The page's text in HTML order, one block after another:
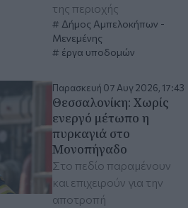
της περιοχής
Δήμος Αμπελοκήπων -
Μενεμένης
έργα υποδομών
Παρασκευή 07 Αυγ 2026, 17:43
Θεσσαλονίκη: Χωρίς
ενεργό μέτωπο η
πυρκαγιά στο
Μονοπήγαδο
Στο πεδίο παραμένουν
και επιχειρούν για την
αποτροπή